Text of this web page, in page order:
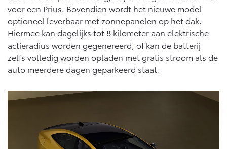
voor een Prius. Bovendien wordt het nieuwe model
optioneel leverbaar met zonnepanelen op het dak.
Hiermee kan dagelijks tot 8 kilometer aan elektrische
actieradius worden gegenereerd, of kan de batterij
zelfs volledig worden opladen met gratis stroom als de
auto meerdere dagen geparkeerd staat.